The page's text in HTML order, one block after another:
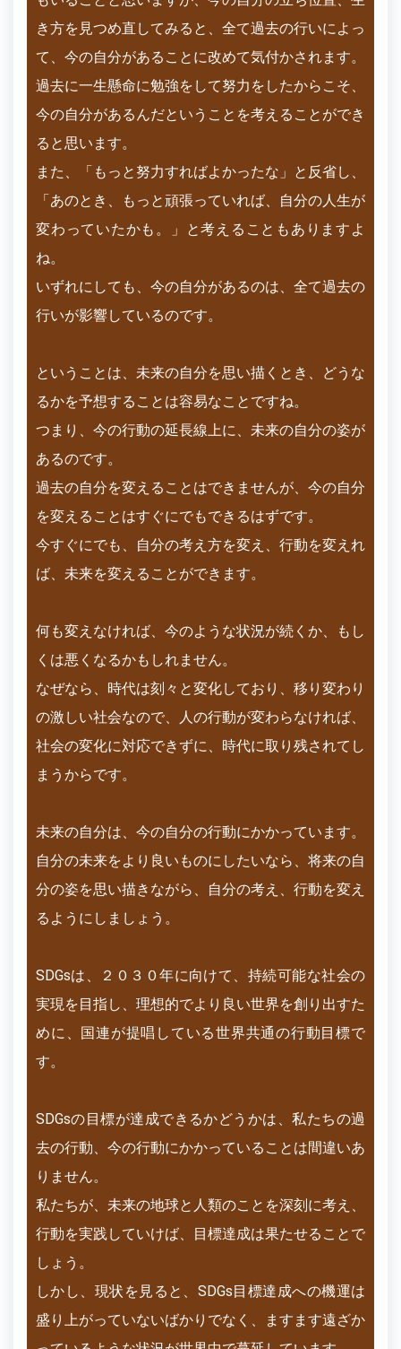
き方を見つめ直してみると、全て過去の行いによっ
て、今の自分があることに改めて気付かされます。
過去に一生懸命に勉強をして努力をしたからこそ、
今の自分があるんだということを考えることができ
ると思います。
また、「もっと努力すればよかったな」と反省し、
「あのとき、もっと頑張っていれば、自分の人生が
変わっていたかも。」と考えることもありますよ
ね。
いずれにしても、今の自分があるのは、全て過去の
行いが影響しているのです。
ということは、未来の自分を思い描くとき、どうな
るかを予想することは容易なことですね。
つまり、今の行動の延長線上に、未来の自分の姿が
あるのです。
過去の自分を変えることはできませんが、今の自分
を変えることはすぐにでもできるはずです。
今すぐにでも、自分の考え方を変え、行動を変えれ
ば、未来を変えることができます。
何も変えなければ、今のような状況が続くか、もし
くは悪くなるかもしれません。
なぜなら、時代は刻々と変化しており、移り変わり
の激しい社会なので、人の行動が変わらなければ、
社会の変化に対応できずに、時代に取り残されてし
まうからです。
未来の自分は、今の自分の行動にかかっています。
自分の未来をより良いものにしたいなら、将来の自
分の姿を思い描きながら、自分の考え、行動を変え
るようにしましょう。
SDGsは、２０３０年に向けて、持続可能な社会の
実現を目指し、理想的でより良い世界を創り出すた
めに、国連が提唱している世界共通の行動目標で
す。
SDGsの目標が達成できるかどうかは、私たちの過
去の行動、今の行動にかかっていることは間違いあ
りません。
私たちが、未来の地球と人類のことを深刻に考え、
行動を実践していけば、目標達成は果たせることで
しょう。
しかし、現状を見ると、SDGs目標達成への機運は
盛り上がっていないばかりでなく、ますます遠ざか